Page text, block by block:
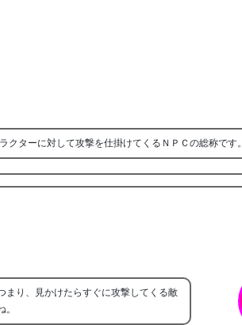
クターに対して攻撃を仕掛けてくるＮＰＣの総称です。
まり、見かけたらすぐに攻撃してくる敵